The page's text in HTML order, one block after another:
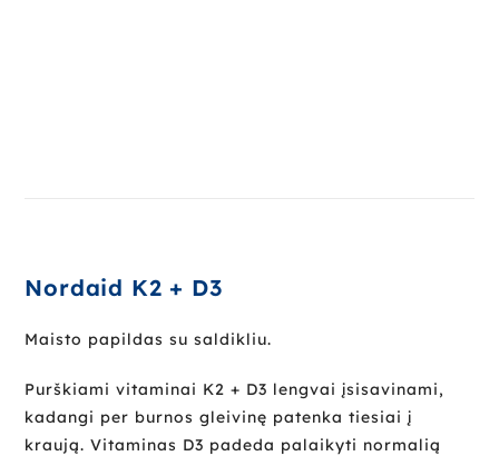
Nordaid K2 + D3
Maisto papildas su saldikliu.
Purškiami vitaminai K2 + D3 lengvai įsisavinami,
kadangi per burnos gleivinę patenka tiesiai į
kraują. Vitaminas D3 padeda palaikyti normalią